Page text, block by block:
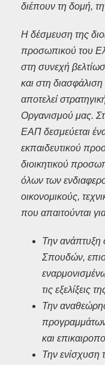
διέπουν τη δομή,
Η δέσμευση της
προσωπικού του
στη συνεχή
και στη
αποτελεί
Οργανισμού μας.
ΕΑΠ δεσμεύεται
εκπαιδευτικού
διοικητικού
όλων των
οικονομικούς,
που απαιτούνται
Την
Σπουδών,
τις εξελίξεις
Την
και
Την ενίσχυση